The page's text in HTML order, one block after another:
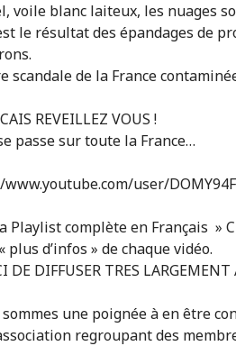
voile blanc laiteux, les nuages
le résultat des épandages de
scandale de la France
REVEILLEZ VOUS !
passe sur toute la France…
user/
Playlist complète en Français »
plus d’infos » de chaque vidéo.
DE DIFFUSER TRES
une poignée à en être
regroupant des